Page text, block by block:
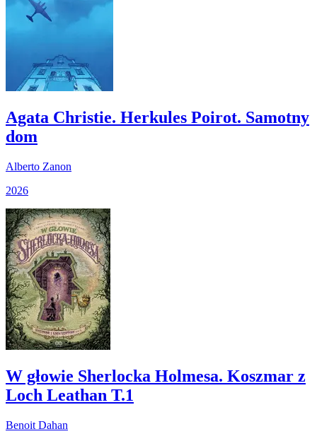
Agata Christie. Herkules Poirot. Samotny
dom
Alberto Zanon
2026
W głowie Sherlocka Holmesa. Koszmar z
Loch Leathan T.1
Benoit Dahan